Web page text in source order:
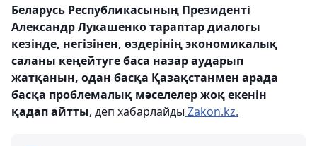
Беларусь Республикасының Президенті
Александр Лукашенко тараптар диалогы
кезінде, негізінен, өздерінің экономикалық
саланы кеңейтуге баса назар аударып
жатқанын, одан басқа Қазақстанмен арада
басқа проблемалық мәселелер жоқ екенін
қадап айтты, деп хабарлайды Zakon.kz.